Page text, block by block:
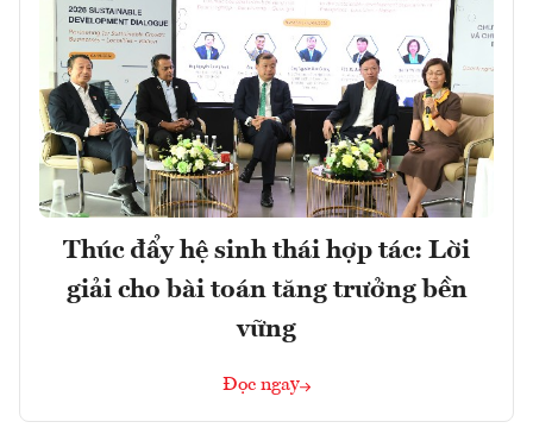
Thúc đẩy hệ sinh thái hợp tác: Lời
giải cho bài toán tăng trưởng bền
vững
Đọc ngay